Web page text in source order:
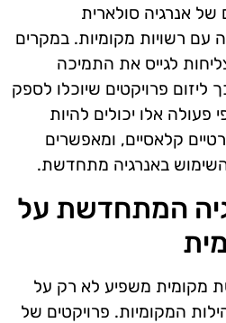
של אנרגיה סולארית
עם רשויות מקומיות. במקרים
לגייס את התמיכה
פרויקטים שיוכלו לספק
פעולה אלו יכולים להיות
קלאסיים, ומאפשרים
באנרגיה מתחדשת.
המתחדשת על
מקומית משפיע לא רק על
המקומיות. פרויקטים של